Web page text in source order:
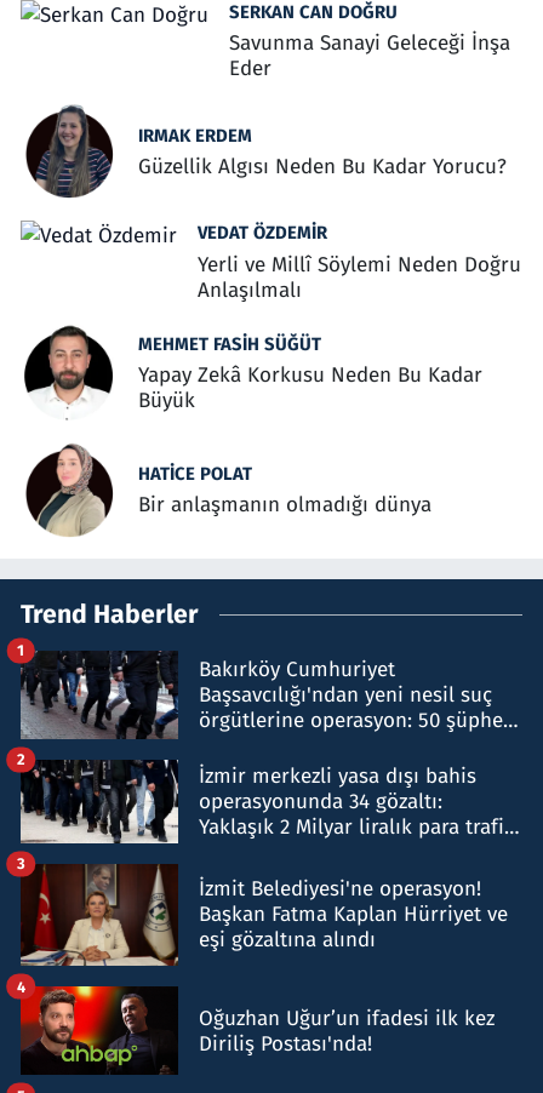
SERKAN CAN DOĞRU
Savunma Sanayi Geleceği İnşa
Eder
IRMAK ERDEM
Güzellik Algısı Neden Bu Kadar Yorucu?
VEDAT ÖZDEMIR
Yerli ve Millî Söylemi Neden Doğru
Anlaşılmalı
MEHMET FASIH SÜĞÜT
Yapay Zekâ Korkusu Neden Bu Kadar
Büyük
HATICE POLAT
Bir anlaşmanın olmadığı dünya
Trend Haberler
Bakırköy Cumhuriyet
Başsavcılığı'ndan yeni nesil suç
örgütlerine operasyon: 50 şüpheli
1
İzmir merkezli yasa dışı bahis
operasyonunda 34 gözaltı:
Yaklaşık 2 Milyar liralık para trafiği
2
İzmit Belediyesi'ne operasyon!
Başkan Fatma Kaplan Hürriyet ve
eşi gözaltına alındı
3
Oğuzhan Uğur’un ifadesi ilk kez
Diriliş Postası'nda!
4